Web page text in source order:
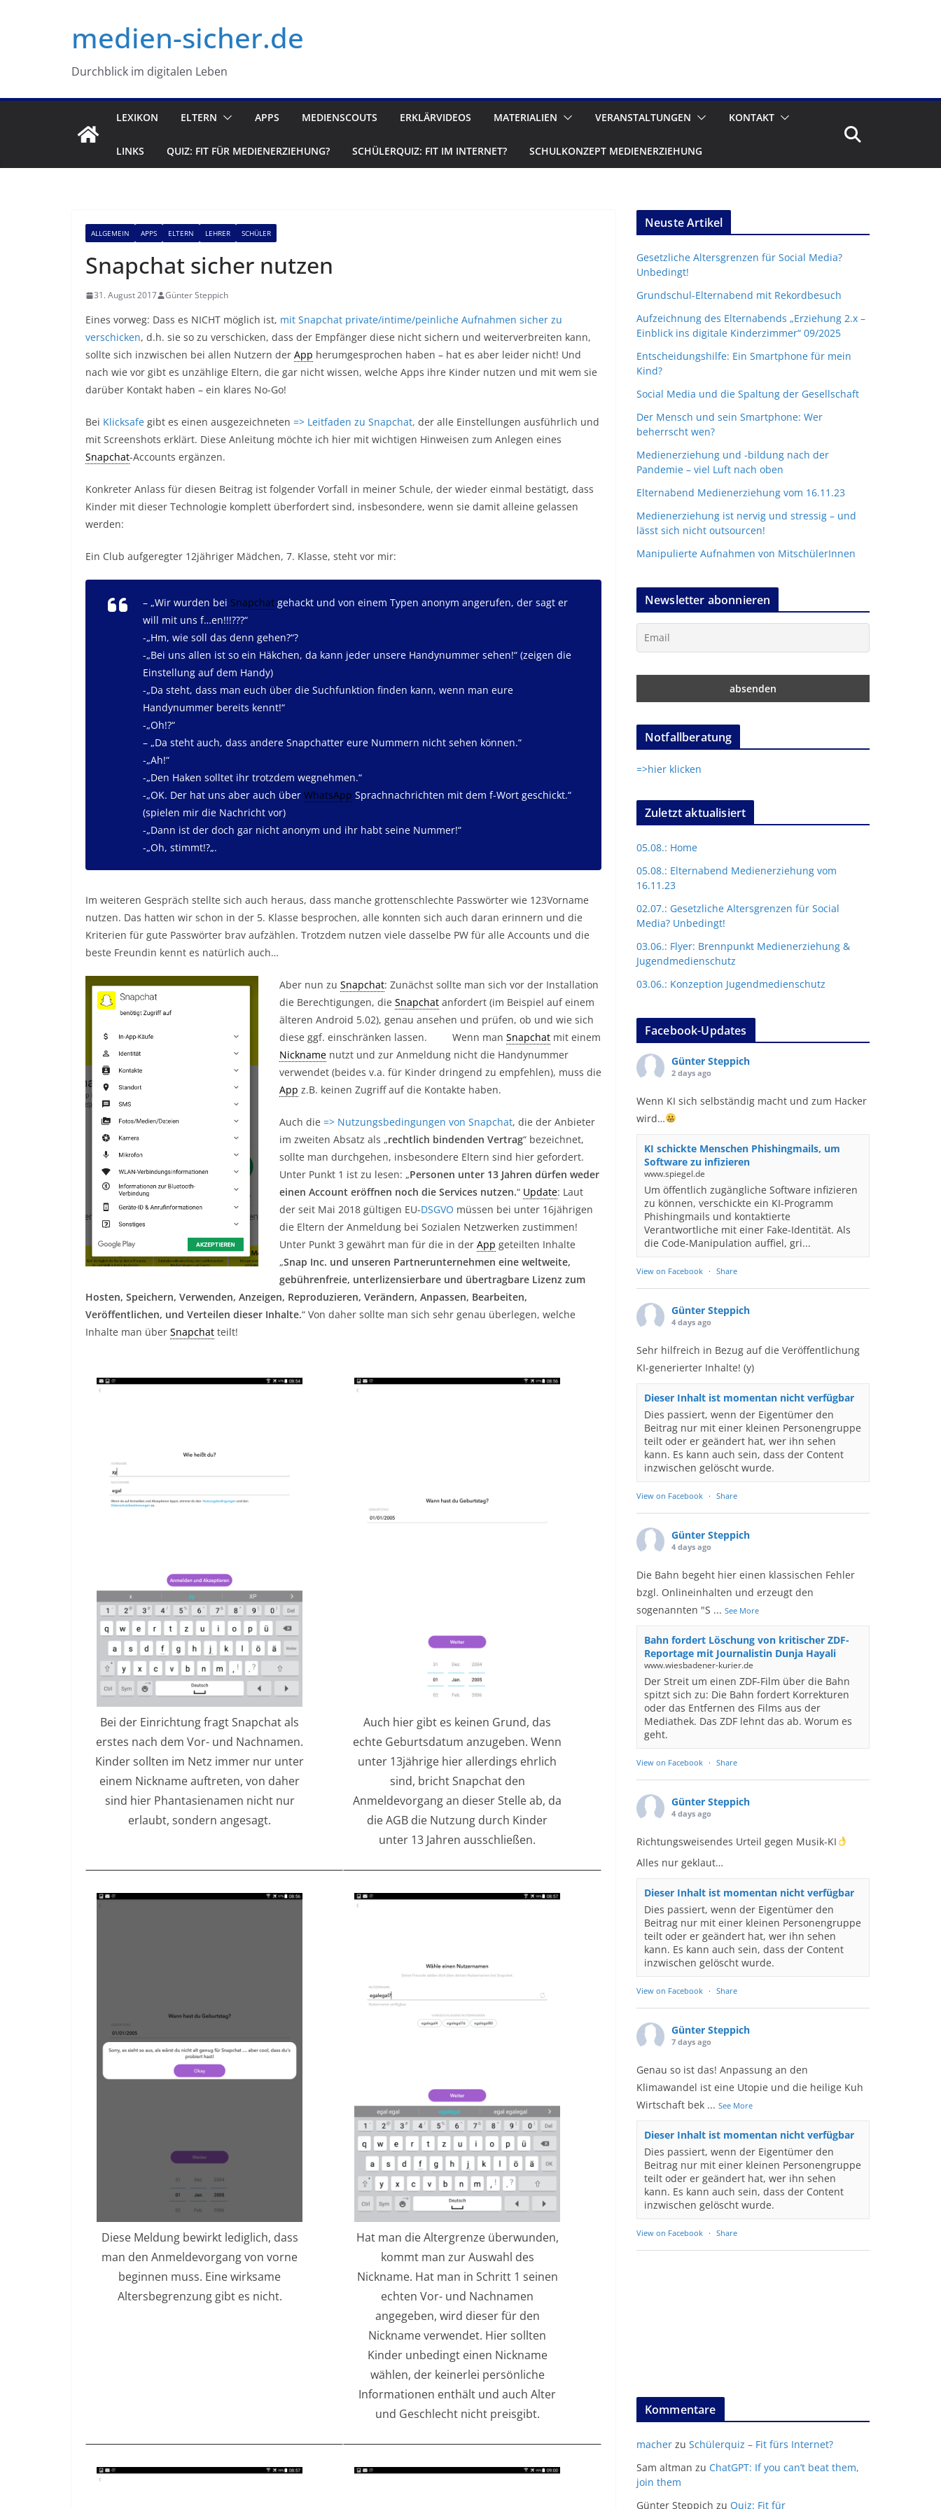
medien-sicher.de
Durchblick im digitalen Leben
LEXIKON ELTERN APPS MEDIENSCOUTS ERKLÄRVIDEOS MATERIALIEN VERANSTALTUNGEN KONTAKT
LINKS QUIZ: FIT FÜR MEDIENERZIEHUNG? SCHÜLERQUIZ: FIT IM INTERNET? SCHULKONZEPT MEDIENERZIEHUNG
ALLGEMEIN APPS ELTERN LEHRER SCHÜLER
Snapchat sicher nutzen
31. August 2017 Günter Steppich
Eines vorweg: Dass es NICHT möglich ist, mit Snapchat private/intime/peinliche Aufnahmen sicher zu
verschicken, d.h. sie so zu verschicken, dass der Empfänger diese nicht sichern und weiterverbreiten kann,
sollte sich inzwischen bei allen Nutzern der App herumgesprochen haben – hat es aber leider nicht! Und
nach wie vor gibt es unzählige Eltern, die gar nicht wissen, welche Apps ihre Kinder nutzen und mit wem sie
darüber Kontakt haben – ein klares No-Go!
Bei Klicksafe gibt es einen ausgezeichneten => Leitfaden zu Snapchat, der alle Einstellungen ausführlich und
mit Screenshots erklärt. Diese Anleitung möchte ich hier mit wichtigen Hinweisen zum Anlegen eines
Snapchat-Accounts ergänzen.
Konkreter Anlass für diesen Beitrag ist folgender Vorfall in meiner Schule, der wieder einmal bestätigt, dass
Kinder mit dieser Technologie komplett überfordert sind, insbesondere, wenn sie damit alleine gelassen
werden:
Ein Club aufgeregter 12jähriger Mädchen, 7. Klasse, steht vor mir:
– „Wir wurden bei Snapchat gehackt und von einem Typen anonym angerufen, der sagt er
will mit uns f…en!!!???“
-„Hm, wie soll das denn gehen?“?
-„Bei uns allen ist so ein Häkchen, da kann jeder unsere Handynummer sehen!“ (zeigen die
Einstellung auf dem Handy)
-„Da steht, dass man euch über die Suchfunktion finden kann, wenn man eure
Handynummer bereits kennt!“
-„Oh!?“
– „Da steht auch, dass andere Snapchatter eure Nummern nicht sehen können.“
-„Ah!“
-„Den Haken solltet ihr trotzdem wegnehmen.“
-„OK. Der hat uns aber auch über WhatsApp Sprachnachrichten mit dem f-Wort geschickt.“
(spielen mir die Nachricht vor)
-„Dann ist der doch gar nicht anonym und ihr habt seine Nummer!“
-„Oh, stimmt!?„.
Im weiteren Gespräch stellte sich auch heraus, dass manche grottenschlechte Passwörter wie 123Vorname
nutzen. Das hatten wir schon in der 5. Klasse besprochen, alle konnten sich auch daran erinnern und die
Kriterien für gute Passwörter brav aufzählen. Trotzdem nutzen viele dasselbe PW für alle Accounts und die
beste Freundin kennt es natürlich auch…
Aber nun zu Snapchat: Zunächst sollte man sich vor der Installation
die Berechtigungen, die Snapchat anfordert (im Beispiel auf einem
älteren Android 5.02), genau ansehen und prüfen, ob und wie sich
diese ggf. einschränken lassen. Wenn man Snapchat mit einem
Nickname nutzt und zur Anmeldung nicht die Handynummer
verwendet (beides v.a. für Kinder dringend zu empfehlen), muss die
App z.B. keinen Zugriff auf die Kontakte haben.
Auch die => Nutzungsbedingungen von Snapchat, die der Anbieter
im zweiten Absatz als „rechtlich bindenden Vertrag“ bezeichnet,
sollte man durchgehen, insbesondere Eltern sind hier gefordert.
Unter Punkt 1 ist zu lesen: „Personen unter 13 Jahren dürfen weder
einen Account eröffnen noch die Services nutzen.“ Update: Laut
der seit Mai 2018 gültigen EU-DSGVO müssen bei unter 16jährigen
die Eltern der Anmeldung bei Sozialen Netzwerken zustimmen!
Unter Punkt 3 gewährt man für die in der App geteilten Inhalte
„Snap Inc. und unseren Partnerunternehmen eine weltweite,
gebührenfreie, unterlizensierbare und übertragbare Lizenz zum
Hosten, Speichern, Verwenden, Anzeigen, Reproduzieren, Verändern, Anpassen, Bearbeiten,
Veröffentlichen, und Verteilen dieser Inhalte.“ Von daher sollte man sich sehr genau überlegen, welche
Inhalte man über Snapchat teilt!
Bei der Einrichtung fragt Snapchat als
erstes nach dem Vor- und Nachnamen.
Kinder sollten im Netz immer nur unter
einem Nickname auftreten, von daher
sind hier Phantasienamen nicht nur
erlaubt, sondern angesagt.
Auch hier gibt es keinen Grund, das
echte Geburtsdatum anzugeben. Wenn
unter 13jährige hier allerdings ehrlich
sind, bricht Snapchat den
Anmeldevorgang an dieser Stelle ab, da
die AGB die Nutzung durch Kinder
unter 13 Jahren ausschließen.
Diese Meldung bewirkt lediglich, dass
man den Anmeldevorgang von vorne
beginnen muss. Eine wirksame
Altersbegrenzung gibt es nicht.
Hat man die Altergrenze überwunden,
kommt man zur Auswahl des
Nickname. Hat man in Schritt 1 seinen
echten Vor- und Nachnamen
angegeben, wird dieser für den
Nickname verwendet. Hier sollten
Kinder unbedingt einen Nickname
wählen, der keinerlei persönliche
Informationen enthält und auch Alter
und Geschlecht nicht preisgibt.
Neuste Artikel
Gesetzliche Altersgrenzen für Social Media?
Unbedingt!
Grundschul-Elternabend mit Rekordbesuch
Aufzeichnung des Elternabends „Erziehung 2.x –
Einblick ins digitale Kinderzimmer“ 09/2025
Entscheidungshilfe: Ein Smartphone für mein
Kind?
Social Media und die Spaltung der Gesellschaft
Der Mensch und sein Smartphone: Wer
beherrscht wen?
Medienerziehung und -bildung nach der
Pandemie – viel Luft nach oben
Elternabend Medienerziehung vom 16.11.23
Medienerziehung ist nervig und stressig – und
lässt sich nicht outsourcen!
Manipulierte Aufnahmen von MitschülerInnen
Newsletter abonnieren
Notfallberatung
=>hier klicken
Zuletzt aktualisiert
05.08.: Home
05.08.: Elternabend Medienerziehung vom
16.11.23
02.07.: Gesetzliche Altersgrenzen für Social
Media? Unbedingt!
03.06.: Flyer: Brennpunkt Medienerziehung &
Jugendmedienschutz
03.06.: Konzeption Jugendmedienschutz
Facebook-Updates
Günter Steppich
2 days ago
Wenn KI sich selbständig macht und zum Hacker
wird…
KI schickte Menschen Phishingmails, um
Software zu infizieren
www.spiegel.de
Um öffentlich zugängliche Software infizieren
zu können, verschickte ein KI-Programm
Phishingmails und kontaktierte
Verantwortliche mit einer Fake-Identität. Als
die Code-Manipulation auffiel, gri...
View on Facebook · Share
Günter Steppich
4 days ago
Sehr hilfreich in Bezug auf die Veröffentlichung
KI-generierter Inhalte! (y)
Dieser Inhalt ist momentan nicht verfügbar
Dies passiert, wenn der Eigentümer den
Beitrag nur mit einer kleinen Personengruppe
teilt oder er geändert hat, wer ihn sehen
kann. Es kann auch sein, dass der Content
inzwischen gelöscht wurde.
View on Facebook · Share
Günter Steppich
4 days ago
Die Bahn begeht hier einen klassischen Fehler
bzgl. Onlineinhalten und erzeugt den
sogenannten "S ... See More
Bahn fordert Löschung von kritischer ZDF-
Reportage mit Journalistin Dunja Hayali
www.wiesbadener-kurier.de
Der Streit um einen ZDF-Film über die Bahn
spitzt sich zu: Die Bahn fordert Korrekturen
oder das Entfernen des Films aus der
Mediathek. Das ZDF lehnt das ab. Worum es
geht.
View on Facebook · Share
Günter Steppich
4 days ago
Richtungsweisendes Urteil gegen Musik-KI
Alles nur geklaut…
Dieser Inhalt ist momentan nicht verfügbar
Dies passiert, wenn der Eigentümer den
Beitrag nur mit einer kleinen Personengruppe
teilt oder er geändert hat, wer ihn sehen
kann. Es kann auch sein, dass der Content
inzwischen gelöscht wurde.
View on Facebook · Share
Günter Steppich
7 days ago
Genau so ist das! Anpassung an den
Klimawandel ist eine Utopie und die heilige Kuh
Wirtschaft bek ... See More
Dieser Inhalt ist momentan nicht verfügbar
Dies passiert, wenn der Eigentümer den
Beitrag nur mit einer kleinen Personengruppe
teilt oder er geändert hat, wer ihn sehen
kann. Es kann auch sein, dass der Content
inzwischen gelöscht wurde.
View on Facebook · Share
Kommentare
macher zu Schülerquiz – Fit fürs Internet?
Sam altman zu ChatGPT: If you can’t beat them,
join them
Günter Steppich zu Quiz: Fit für